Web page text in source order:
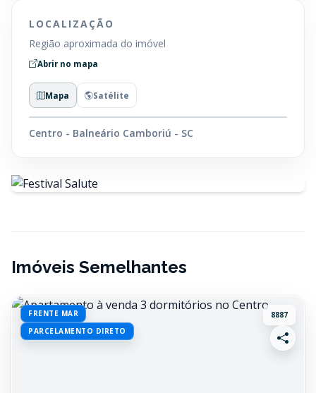
LOCALIZAÇÃO
Região aproximada do imóvel
Abrir no mapa
Mapa Satélite
Centro - Balneário Camboriú - SC
Imóveis Semelhantes
FRENTE MAR
PARCELAMENTO DIRETO
8887